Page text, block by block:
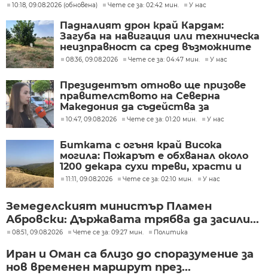
10:18, 09.08.2026 (обновена) Чете се за: 02:42 мин. У нас
Падналият дрон край Кардам:
Загуба на навигация или техническа
неизправност са сред възможните
причини
08:36, 09.08.2026 Чете се за: 04:47 мин. У нас
Президентът отново ще призове
правителството на Северна
Македония да съдейства за
лечението на Ива Михайлова
10:47, 09.08.2026 Чете се за: 01:20 мин. У нас
Битката с огъня край Висока
могила: Пожарът е обхванал около
1200 декара сухи треви, храсти и
дъбова гора
11:11, 09.08.2026 Чете се за: 02:10 мин. У нас
Земеделският министър Пламен
Абровски: Държавата трябва да засили...
08:51, 09.08.2026 Чете се за: 09:27 мин. Политика
Иран и Оман са близо до споразумение за
нов временен маршрут през...